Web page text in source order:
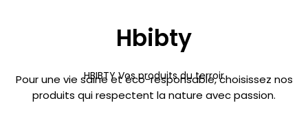
Hbibty
HBIBTY Vos produits du terroir
Pour une vie saine et éco-responsable, choisissez nos
produits qui respectent la nature avec passion.